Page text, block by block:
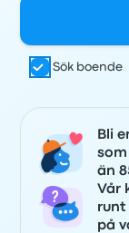
Sök boende
Bli
än
Vår
runt
på